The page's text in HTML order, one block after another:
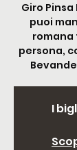
Giro
puoi
romana
persona,
I